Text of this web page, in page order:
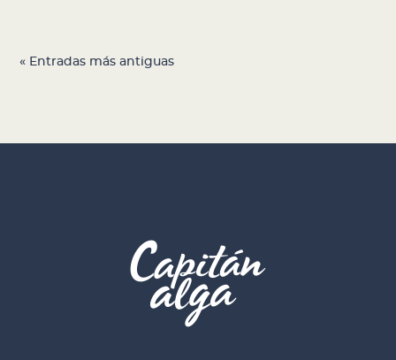
« Entradas más antiguas